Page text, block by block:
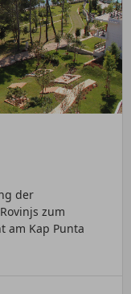
der
zum
am Kap Punta